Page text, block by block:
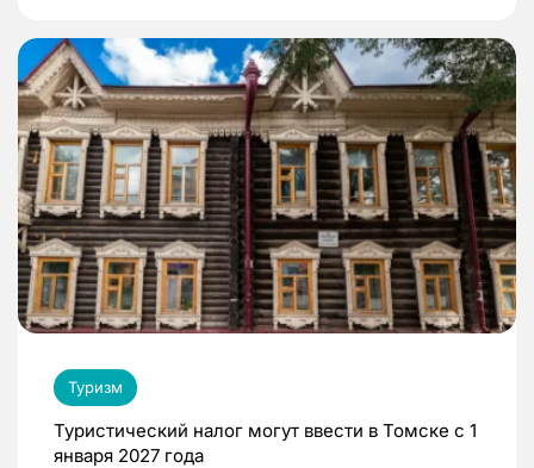
Туризм
Туристический налог могут ввести в Томске с 1
января 2027 года